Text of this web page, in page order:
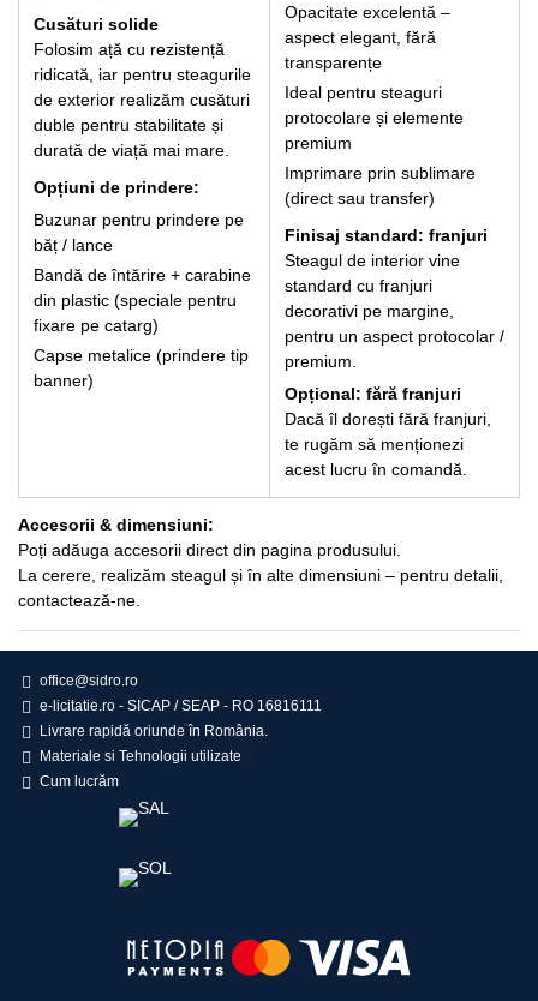
Cusături solide
Folosim ață cu rezistență
ridicată, iar pentru steagurile
de exterior realizăm cusături
duble pentru stabilitate și
durată de viață mai mare.
Opțiuni de prindere:
Buzunar pentru prindere pe
băț / lance
Bandă de întărire + carabine
din plastic (speciale pentru
fixare pe catarg)
Capse metalice (prindere tip
banner)
Opacitate excelentă –
aspect elegant, fără
transparențe
Ideal pentru steaguri
protocolare și elemente
premium
Imprimare prin sublimare
(direct sau transfer)
Finisaj standard: franjuri
Steagul de interior vine
standard cu franjuri
decorativi pe margine,
pentru un aspect protocolar /
premium.
Opțional: fără franjuri
Dacă îl dorești fără franjuri,
te rugăm să menționezi
acest lucru în comandă.
Accesorii & dimensiuni:
Poți adăuga accesorii direct din pagina produsului.
La cerere, realizăm steagul și în alte dimensiuni – pentru detalii,
contactează-ne.
office@sidro.ro
e-licitatie.ro - SICAP / SEAP - RO 16816111
Livrare rapidă oriunde în România.
Materiale si Tehnologii utilizate
Cum lucrăm